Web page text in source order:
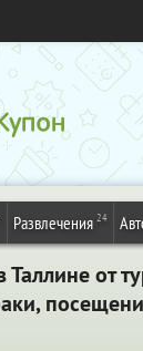
Развлечения 24
от